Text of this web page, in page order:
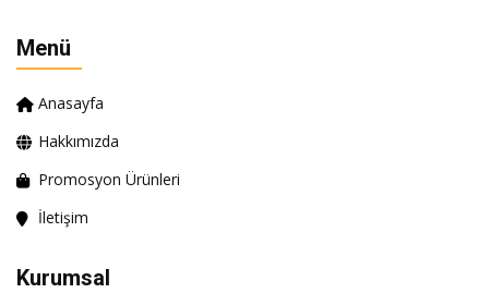
Menü
Anasayfa
Hakkımızda
Promosyon Ürünleri
İletişim
Kurumsal